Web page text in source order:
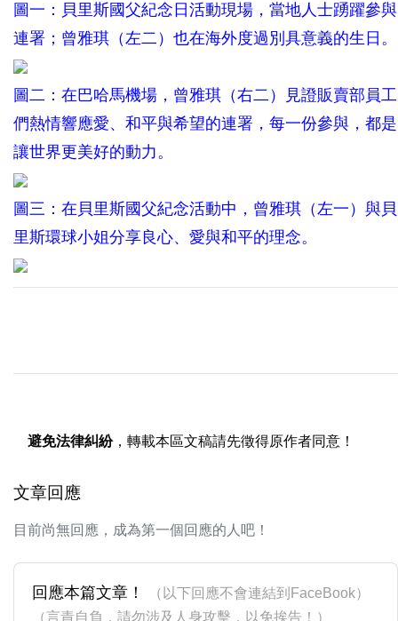
圖一：貝里斯國父紀念日活動現場，當地人士踴躍參與
連署；曾雅琪（左二）也在海外度過別具意義的生日。
圖二：在巴哈馬機場，曾雅琪（右二）見證販賣部員工
們熱情響應愛、和平與希望的連署，每一份參與，都是
讓世界更美好的動力。
圖三：在貝里斯國父紀念活動中，曾雅琪（左一）與貝
里斯環球小姐分享良心、愛與和平的理念。
避免法律糾紛，轉載本區文稿請先徵得原作者同意！
文章回應
目前尚無回應，成為第一個回應的人吧！
回應本篇文章！
（以下回應不會連結到FaceBook）
（言責自負，請勿涉及人身攻擊，以免挨告！）